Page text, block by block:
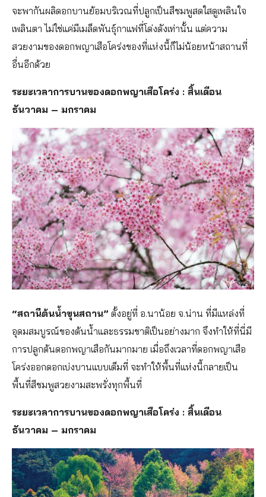
จะพากันผลิดอกบานย้อมบริเวณที่ปลูกเป็นสีชมพูสดใสดูเพลินใจ
เพลินตา ไม่ใช่แค่มีเมล็ดพันธุ์กาแฟที่โด่งดังเท่านั้น แต่ความ
สวยงามของดอกพญาเสือโคร่งของที่แห่งนี้ก็ไม่น้อยหน้าสถานที่
อื่นอีกด้วย
ระยะเวลาการบานของดอกพญาเสือโคร่ง : สิ้นเดือน
ธันวาคม – มกราคม
“สถานีต้นน้ำขุนสถาน” ตั้งอยู่ที่ อ.นาน้อย จ.น่าน ที่มีแหล่งที่
อุดมสมบูรณ์ของต้นน้ำและธรรมชาติเป็นอย่างมาก จึงทำให้ที่นี่มี
การปลูกต้นดอกพญาเสือกันมากมาย เมื่อถึงเวลาที่ดอกพญาเสือ
โคร่งออกดอกเบ่งบานแบบเต็มที่ จะทำให้พื้นที่แห่งนี้กลายเป็น
พื้นที่สีชมพูสวยงามสะพรั่งทุกพื้นที่
ระยะเวลาการบานของดอกพญาเสือโคร่ง : สิ้นเดือน
ธันวาคม – มกราคม